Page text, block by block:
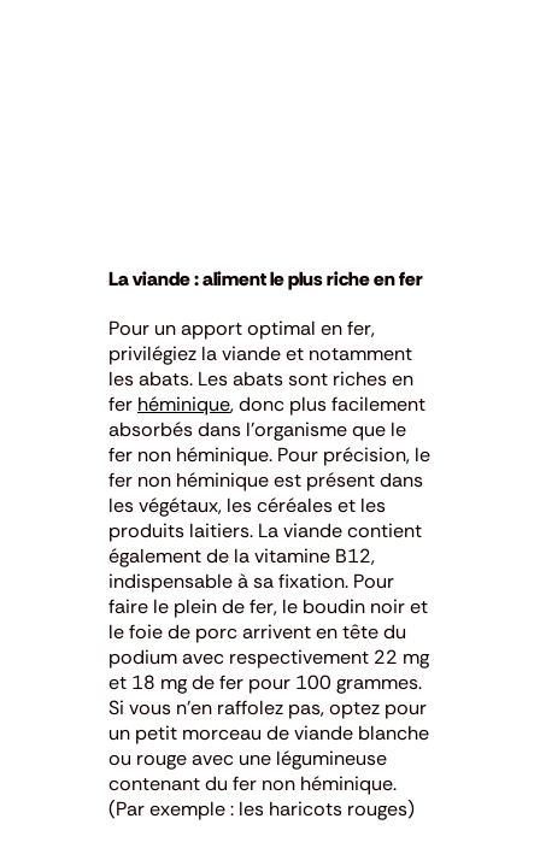
La viande : aliment le plus riche en fer
Pour un apport optimal en fer,
privilégiez la viande et notamment
les abats. Les abats sont riches en
fer héminique, donc plus facilement
absorbés dans l’organisme que le
fer non héminique. Pour précision, le
fer non héminique est présent dans
les végétaux, les céréales et les
produits laitiers. La viande contient
également de la vitamine B12,
indispensable à sa fixation. Pour
faire le plein de fer, le boudin noir et
le foie de porc arrivent en tête du
podium avec respectivement 22 mg
et 18 mg de fer pour 100 grammes.
Si vous n’en raffolez pas, optez pour
un petit morceau de viande blanche
ou rouge avec une légumineuse
contenant du fer non héminique.
(Par exemple : les haricots rouges)